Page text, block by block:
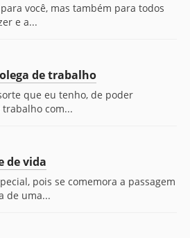
você, mas também para todos
e a...
de trabalho
que eu tenho, de poder
com...
de vida
pois se comemora a passagem
de uma...